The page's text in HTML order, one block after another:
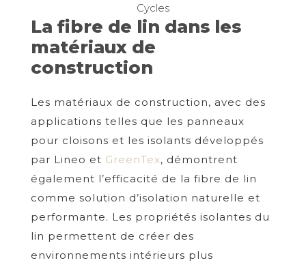
Cycles
La fibre de lin dans les
matériaux de
construction
Les matériaux de construction, avec des
applications telles que les panneaux
pour cloisons et les isolants développés
par Lineo et GreenTex, démontrent
également l’efficacité de la fibre de lin
comme solution d’isolation naturelle et
performante. Les propriétés isolantes du
lin permettent de créer des
environnements intérieurs plus